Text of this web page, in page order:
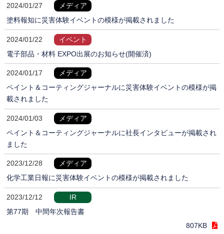
2024/01/27
メディア
塗料報知に災害体験イベントの模様が掲載されました
2024/01/22
イベント
電子部品・材料 EXPO出展のお知らせ(開催済)
2024/01/17
メディア
ペイント＆コーティングジャーナルに災害体験イベントの模様が掲
載されました
2024/01/03
メディア
ペイント＆コーティングジャーナルに社長インタビューが掲載され
ました
2023/12/28
メディア
化学工業日報に災害体験イベントの模様が掲載されました
2023/12/12
IR
第77期 中間年次報告書
807KB